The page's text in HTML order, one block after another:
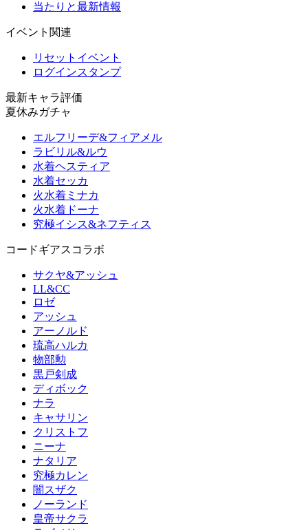
当たりと最新情報
イベント関連
リセットイベント
ログインスタンプ
最新キャラ評価
夏休みガチャ
エルフリーデ&フィアメル
ラビリル&ルウ
水着ヘスティア
水着セッカ
火水着ミナカ
火水着ドーナ
究極イシス&ネフティス
コードギアスコラボ
サクヤ&アッシュ
LL&CC
ロゼ
アッシュ
アーノルド
琉高ハルカ
物部勲
黒戸剣成
ディボック
ナラ
キャサリン
クリストフ
ニーナ
ナタリア
究極カレン
闇スザク
ノーランド
皇帝サクラ